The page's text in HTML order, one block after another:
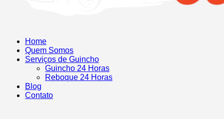
Home
Quem Somos
Serviços de Guincho
Guincho 24 Horas
Reboque 24 Horas
Blog
Contato